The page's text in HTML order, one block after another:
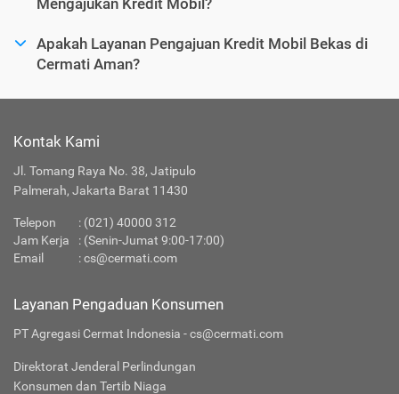
Apakah Layanan Pengajuan Kredit Mobil Bekas di
Cermati Aman?
Kontak Kami
Jl. Tomang Raya No. 38, Jatipulo
Palmerah, Jakarta Barat 11430
Telepon : (021) 40000 312
Jam Kerja
: (Senin-Jumat 9:00-17:00)
Email
:cs@cermati.com
Layanan Pengaduan Konsumen
PT Agregasi Cermat Indonesia - cs@cermati.com
Direktorat Jenderal Perlindungan
Konsumen dan Tertib Niaga